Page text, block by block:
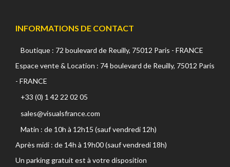
INFORMATIONS DE CONTACT
Boutique : 72 boulevard de Reuilly, 75012 Paris - FRANCE
Espace vente & Location : 74 boulevard de Reuilly, 75012 Paris
- FRANCE
+33 (0) 1 42 22 02 05
sales@visualsfrance.com
Matin : de 10h à 12h15 (sauf vendredi 12h)
Après midi : de 14h à 19h00 (sauf vendredi 18h)
Un parking gratuit est à votre disposition